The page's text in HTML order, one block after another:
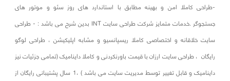
-طراحی کاملا امن و بهینه مطابق با استاندارد های روز سئو و موتور های
جستجوگر
.خدمات متمایز شرکت طراحی سایت INT بدین شرح می باشد : - طراحی
سایت خلاقانه و اختصاصی کاملا ریسپانسیو و مشابه اپلیکیشن ، طراحی لوگو
رایگان ، طراحی سایت ارزان با قیمت باورنکردنی و کاملا داینامیک (تمامی جزئیات نیز
داینامیک و قابل تغییر توسط مدیریت سایت می باشد ) ،1 سال پشتیبانی رایگان از